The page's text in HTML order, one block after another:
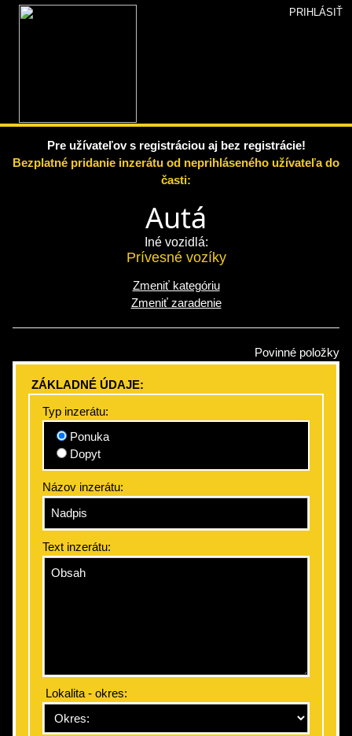
PRIHLÁSIŤ
Pre užívateľov s registráciou aj bez registrácie!
Bezplatné pridanie inzerátu od neprihláseného užívateľa do
časti:
Autá
Iné vozidlá:
Prívesné vozíky
Zmeniť kategóriu
Zmeniť zaradenie
Povinné položky
ZÁKLADNÉ ÚDAJE:
Typ inzerátu:
Ponuka
Dopyt
Názov inzerátu:
Text inzerátu:
Lokalita - okres: